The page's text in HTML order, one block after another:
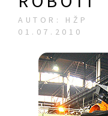
AUTOR: HŽP
01.07.2010